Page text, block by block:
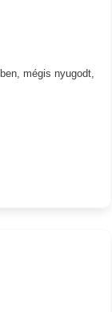
mégis nyugodt,